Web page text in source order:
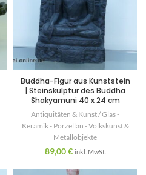
Buddha-Figur aus Kunststein
| Steinskulptur des Buddha
Shakyamuni 40 x 24 cm
Antiquitäten & Kunst / Glas -
Keramik - Porzellan - Volkskunst &
Metallobjekte
89,00€ inkl. MwSt.